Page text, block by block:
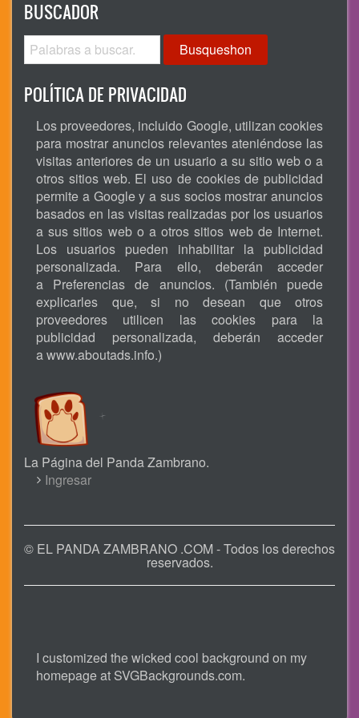
BUSCADOR
Busqueshon
POLÍTICA DE PRIVACIDAD
Los proveedores, incluido Google, utilizan cookies
para mostrar anuncios relevantes ateniéndose las
visitas anteriores de un usuario a su sitio web o a
otros sitios web. El uso de cookies de publicidad
permite a Google y a sus socios mostrar anuncios
basados en las visitas realizadas por los usuarios
a sus sitios web o a otros sitios web de Internet.
Los usuarios pueden inhabilitar la publicidad
personalizada. Para ello, deberán acceder
a Preferencias de anuncios. (También puede
explicarles que, si no desean que otros
proveedores utilicen las cookies para la
publicidad personalizada, deberán acceder
awww.aboutads.info.)
La Página del Panda Zambrano.
USER
MENU
Ingresar
© EL PANDA ZAMBRANO .COM - Todos los derechos
reservados.
I customized the wicked cool background on my
homepage at SVGBackgrounds.com.